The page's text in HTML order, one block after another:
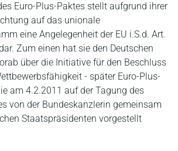
Euro-Plus-Paktes stellt aufgrund ihrer
auf das unionale
eine Angelegenheit der EU i.S.d. Art.
Zum einen hat sie den Deutschen
über die Initiative für den Beschluss
- später Euro-Plus-
am 4.2.2011 auf der Tagung des
von der Bundeskanzlerin gemeinsam
Staatspräsidenten vorgestellt